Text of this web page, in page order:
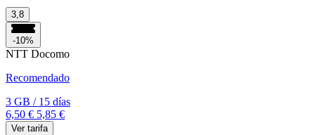
3,8
-10%
NTT Docomo
Recomendado
3 GB /15 días
6,50 € 5,85 €
Ver tarifa